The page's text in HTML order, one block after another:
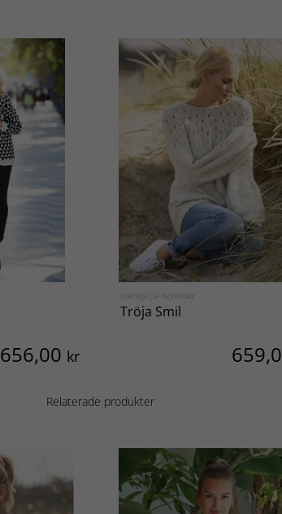
656,00 kr
VIKING OF NORWAY
Tröja Smil
Relaterade produkter